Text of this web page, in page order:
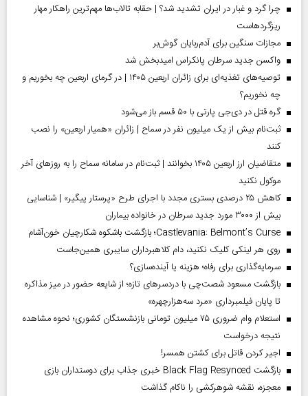
چرا گرد و غبار در ایران تشدید شد؟ | حقابه تالاب‌ها مهم‌ترین راهکار مهار
ریزگردهاست
مجازات سنگین برای آدم‌ربایان گوش‌بر
واکسن جدید سرطان پانکراس امیدبخش شد
توصیه‌های تغذیه‌ای برای زائران اربعین ۱۴۰۵ | در گرمای اربعین چه بخوریم و
چه نخوریم؟
گره قتل در دی‌جی پارتی با ۵۰ قسم باز می‌شود
ثبت‌نام بیش از یک میلیون نفر در سماح | زائران «همیار اربعین» را نصب
کنند
متقاضیان ارز اربعین ۱۴۰۵ بخوانند | ثبت‌نام در سامانه سماح را به روز‌های آخر
موکول نکنید
کاهش ۲۵ درصدی بستری مجدد با اجرای طرح «پرستار پیگیر» | شناسایی
بیش از ۳۰۰۰ مورد جدید سرطان در خانواده بیماران
Castlevania: Belmont’s Curse؛ بازگشت باشکوه شکارچیان خون‌آشام
روی هر لینکی کلیک نکنید، دام کلاهبرداران سایبری همین‌جاست
سرمایه‌گذاری برای رفاه؛ هزینه یا آینده‌سازی؟
بازگشت مسعود شصت‌چی با دردسر‌های تازه؛ از شایعه حضور در میز مذاکره
تا پایان فیلمبرداری «مرد سه‌هزارچهره»
استعلام وام ضروری ۷۵ میلیون تومانی بازنشستگان کشوری؛ نحوه مشاهده
نتیجه درخواست
اجیر کردن قاتل برای کشتن همسر!
بازگشت Black Flag Resynced خبری جذاب برای دوستداران بازی
معجزه، نقشه شوهرکشی را ناکام گذاشت